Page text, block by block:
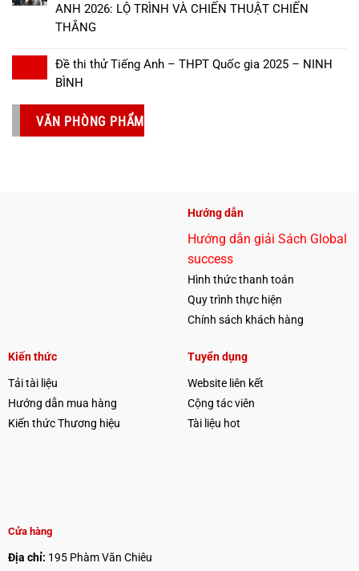
ANH 2026: LỘ TRÌNH VÀ CHIẾN THUẬT CHIẾN
THẮNG
Đề thi thử Tiếng Anh – THPT Quốc gia 2025 – NINH
BÌNH
VĂN PHÒNG PHẨM
Hướng dẫn
Hướng dẫn giải Sách Global
success
Hình thức thanh toán
Quy trình thực hiện
Chính sách khách hàng
Kiến thức
Tải tài liệu
Hướng dẫn mua hàng
Kiến thức Thương hiệu
Tuyển dụng
Website liên kết
Cộng tác viên
Tài liệu hot
Cửa hàng
Địa chỉ: 195 Phàm Văn Chiêu